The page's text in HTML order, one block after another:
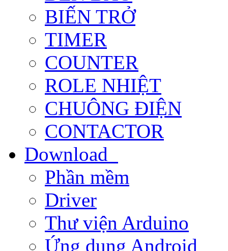
BIẾN TRỞ
TIMER
COUNTER
ROLE NHIỆT
CHUÔNG ĐIỆN
CONTACTOR
Download
Phần mềm
Driver
Thư viện Arduino
Ứng dụng Android